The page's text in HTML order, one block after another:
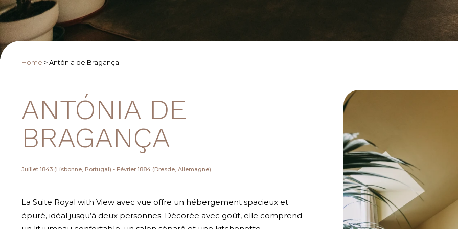
Home > Antónia de Bragança
ANTÓNIA DE
BRAGANÇA
Juillet 1843 (Lisbonne, Portugal) - Février 1884 (Dresde, Allemagne)
La Suite Royal with View avec vue offre un hébergement spacieux et
épuré, idéal jusqu’à deux personnes. Décorée avec goût, elle comprend